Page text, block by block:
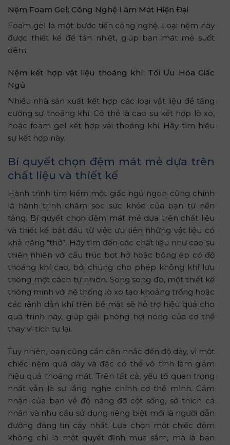
Nệm Foam Gel: Công Nghệ Làm Mát Hiện Đại
Foam gel là một bước tiến công nghệ. Loại nệm này
được thiết kế để tản nhiệt, giúp bạn mát mẻ suốt
đêm.
Nệm kết hợp vật liệu thoáng khí: Tối Ưu Hóa Giấc
Ngủ
Nhiều nhà sản xuất kết hợp các loại vật liệu để tăng
cường sự thoáng khí. Có thể là cao su kết hợp lò xo,
hoặc foam gel kết hợp vải thoáng khí. Hãy tìm hiểu
sự kết hợp này.
Bí quyết chọn đệm mát mẻ dựa trên
chất liệu và thiết kế
Hành trình tìm kiếm một giấc ngủ ngon cũng chính
là hành trình chăm sóc sức khỏe của bạn từ nền
tảng. Bí quyết chọn đệm mát mẻ dựa trên chất liệu
và thiết kế bắt đầu từ việc ưu tiên những vật liệu có
khả năng “thở”. Hãy tìm đến các chất liệu như cao su
thiên nhiên với cấu trúc bọt hở hoặc bông ép có độ
thoáng khí cao, bởi chúng cho phép không khí lưu
thông một cách tự nhiên. Song song đó, một thiết kế
thông minh với hệ thống lò xo tạo khoảng trống hoặc
các rãnh dẫn khí trên bề mặt sẽ hỗ trợ hiệu quả cho
quá trình này, giúp giải phóng hơi nóng của cơ thể
thay vì tích tụ lại.
Tuy nhiên, bạn cũng cần cân nhắc đến độ dày, vì một
chiếc nệm quá dày và đặc có thể vô tình làm giảm
hiệu quả thoáng mát. Trên tất cả, yếu tố quan trọng
nhất vẫn là sự lắng nghe chính cơ thể mình. Cảm
nhận của bạn về độ nâng đỡ cột sống, sở thích cá
nhân và nhu cầu sử dụng riêng biệt mới là người dẫn
đường đáng tin cậy nhất. Lựa chọn một chiếc đệm
không chỉ là một quyết định mua sắm, mà là bạn